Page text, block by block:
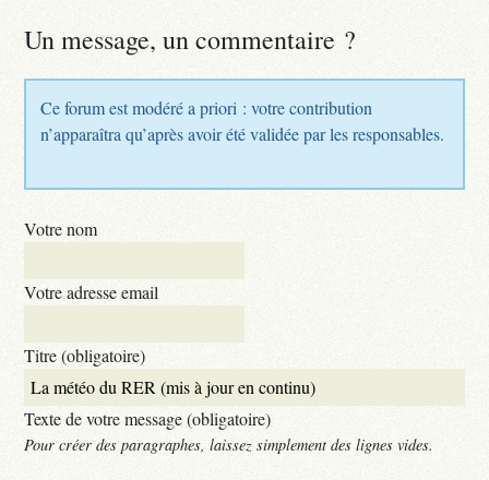
Un message, un commentaire ?
Ce forum est modéré a priori : votre contribution
n’apparaîtra qu’après avoir été validée par les responsables.
Votre nom
Votre adresse email
Titre (obligatoire)
Texte de votre message (obligatoire)
Pour créer des paragraphes, laissez simplement des lignes vides.